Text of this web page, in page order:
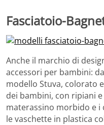
Fasciatoio-
Anche il marchio di
accessori per bambini: da
modello Stuva, colorato
dei bambini, con ripiani
materassino morbido e
le vaschette in plastica